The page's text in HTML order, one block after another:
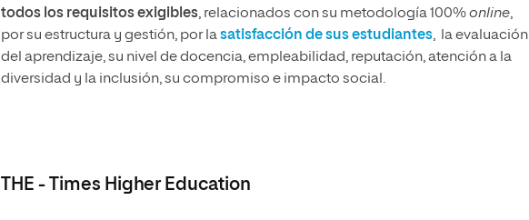
todos los requisitos exigibles, relacionados con su metodología 100%online,
por su estructura y gestión, por lasatisfacción de sus estudiantes, la evaluación
del aprendizaje, su nivel de docencia, empleabilidad, reputación, atención a la
diversidad y la inclusión, su compromiso e impacto social.
THE - Times Higher Education